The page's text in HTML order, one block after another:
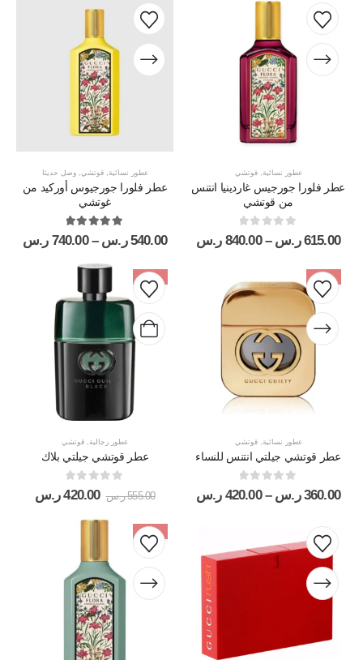
عطور نسائية ,قوتشي
عطر فلورا جورجيس غاردينيا انتنس
من قوتشي
615.00 ر.س –
840.00 ر.س
عطور نسائية ,قوتشي ,وصل حديثا
عطر فلورا جورجيوس أوركيد من
غوتشي
540.00 ر.س –
740.00 ر.س
-38%
عطور نسائية ,قوتشي
عطر قوتشي جيلتي انتنس للنساء
360.00 ر.س –
420.00 ر.س
-24%
عطور رجالية قوتشي
عطر قوتشي جيلتي بلاك
555.00 ر.س 420.00 ر.س
-18%